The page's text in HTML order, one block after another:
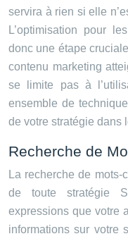
servira à rien si elle
L’optimisation pour
donc une étape
contenu marketing
se limite pas à
ensemble de
de votre stratégie dans
Recherche de
La recherche de
de toute stratégie
expressions que votre
informations sur votre